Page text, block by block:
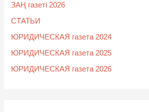
ЗАҢ газеті 2026
СТАТЬИ
ЮРИДИЧЕСКАЯ газета 2024
ЮРИДИЧЕСКАЯ газета 2025
ЮРИДИЧЕСКАЯ газета 2026